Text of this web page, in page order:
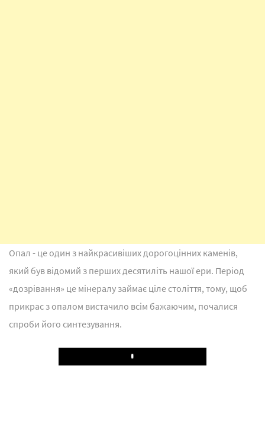
Опал - це один з найкрасивіших дорогоцінних каменів,
який був відомий з перших десятиліть нашої ери. Період
«дозрівання» це мінералу займає ціле століття, тому, щоб
прикрас з опалом вистачило всім бажаючим, почалися
спроби його синтезування.
Play